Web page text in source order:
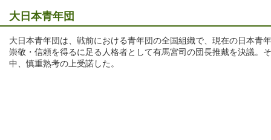
大日本青年団
大日本青年団は、戦前における青年団の全国組織で、現在の日本
崇敬・信頼を得るに足る人格者として有馬宮司の団長推戴を決議。
中、慎重熟考の上受諾した。